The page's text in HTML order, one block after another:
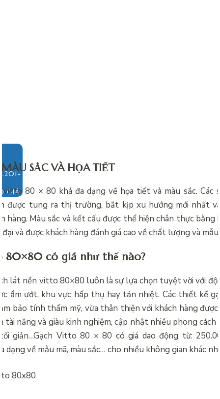
GIÁ
SẮC VÀ HỌA TIẾT
80 × 80 khá đa dạng về họa tiết và màu sắc. Các
được tung ra thị trường, bắt kịp xu hướng mới nhất
hàng. Màu sắc và kết cấu được thể hiện chân thực
và được khách hàng đánh giá cao về chất lượng và mẫu
80×80 có giá như thế nào?
lát nền vitto 80×80 luôn là sự lựa chọn tuyệt vời với độ
ẩm ướt, khu vực hấp thụ hay tản nhiệt. Các thiết kế
bảo tính thẩm mỹ, vừa thân thiện với khách hàng
tài năng và giàu kinh nghiệm, cập nhật nhiều phong cách
giản…Gạch Vitto 80 × 80 có giá dao động từ:
dạng về mẫu mã, màu sắc… cho nhiều không gian khác